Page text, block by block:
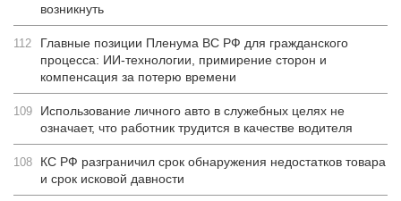
возникнуть
112
Главные позиции Пленума ВС РФ для гражданского
процесса: ИИ-технологии, примирение сторон и
компенсация за потерю времени
109
Использование личного авто в служебных целях не
означает, что работник трудится в качестве водителя
108
КС РФ разграничил срок обнаружения недостатков товара
и срок исковой давности